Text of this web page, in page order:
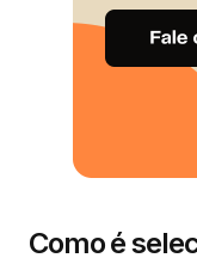
Como é